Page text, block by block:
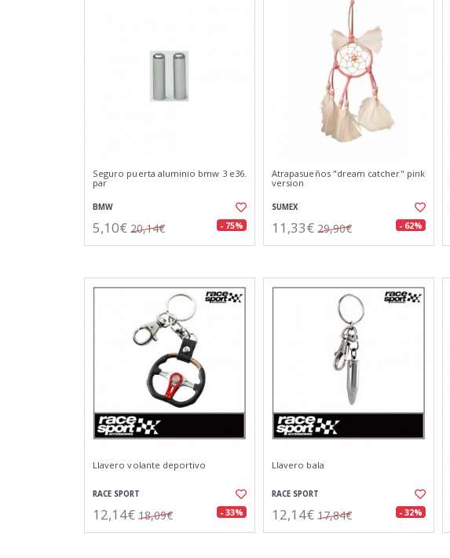
Seguro puerta aluminio bmw 3 e36.
par
BMW
5,10€ 20,14€ - 75%
Atrapasueños "dream catcher" pink
version
SUMEX
11,33€ 29,90€ - 62%
Llavero volante deportivo
RACE SPORT
12,14€ 18,09€ - 33%
Llavero bala
RACE SPORT
12,14€ 17,84€ - 32%